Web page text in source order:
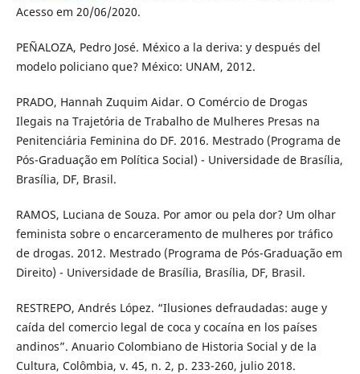
Acesso em 20/06/2020.
PEÑALOZA, Pedro José. México a la deriva: y después del
modelo policiano que? México: UNAM, 2012.
PRADO, Hannah Zuquim Aidar. O Comércio de Drogas
Ilegais na Trajetória de Trabalho de Mulheres Presas na
Penitenciária Feminina do DF. 2016. Mestrado (Programa de
Pós-Graduação em Política Social) - Universidade de Brasília,
Brasília, DF, Brasil.
RAMOS, Luciana de Souza. Por amor ou pela dor? Um olhar
feminista sobre o encarceramento de mulheres por tráfico
de drogas. 2012. Mestrado (Programa de Pós-Graduação em
Direito) - Universidade de Brasília, Brasília, DF, Brasil.
RESTREPO, Andrés López. “Ilusiones defraudadas: auge y
caída del comercio legal de coca y cocaína en los países
andinos”. Anuario Colombiano de Historia Social y de la
Cultura, Colômbia, v. 45, n. 2, p. 233-260, julio 2018.